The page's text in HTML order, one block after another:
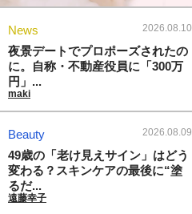
News 2026.08.10
夜景デートでプロポーズされたの
に。自称・不動産役員に「300万
円」...
maki
Beauty 2026.08.09
49歳の「老け見えサイン」はどう
変わる？スキンケアの最後に“塗
るだ...
遠藤幸子